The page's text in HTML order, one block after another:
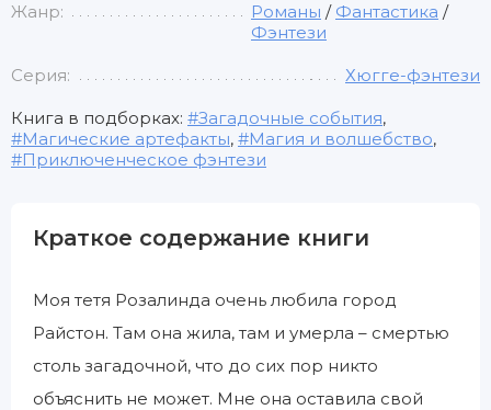
Жанр: Романы / Фантастика /
Фэнтези
Серия: Хюгге-фэнтези
Книга в подборках: Загадочные события,
Магические артефакты, Магия и волшебство,
Приключенческое фэнтези
Краткое содержание книги
Моя тетя Розалинда очень любила город
Райстон. Там она жила, там и умерла – смертью
столь загадочной, что до сих пор никто
объяснить не может. Мне она оставила свой